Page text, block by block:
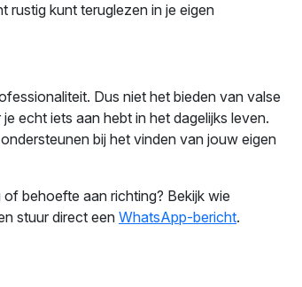
rustig kunt teruglezen in je eigen
Dus niet het bieden van valse
echt iets aan hebt in het dagelijks leven.
bij het vinden van jouw eigen
behoefte aan richting? Bekijk wie
stuur direct een WhatsApp-bericht.